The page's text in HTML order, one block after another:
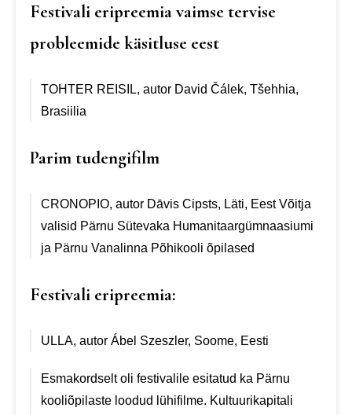
Festivali eripreemia vaimse tervise
probleemide käsitluse eest
TOHTER REISIL, autor David Čálek, Tšehhia,
Brasiilia
Parim tudengifilm
CRONOPIO, autor Dāvis Cipsts, Läti, EestVõitja
valisid Pärnu Sütevaka Humanitaargümnaasiumi
ja Pärnu Vanalinna Põhikooli õpilased
Festivali eripreemia:
ULLA, autor Ábel Szeszler, Soome, Eesti
Esmakordselt oli festivalile esitatud ka Pärnu
kooliõpilaste loodud lühifilme. Kultuurikapitali